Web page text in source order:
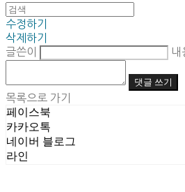
수정하기
삭제하기
글쓴이
내
댓글 쓰기
목록으로 가기
페이스북
카카오톡
네이버 블로그
라인